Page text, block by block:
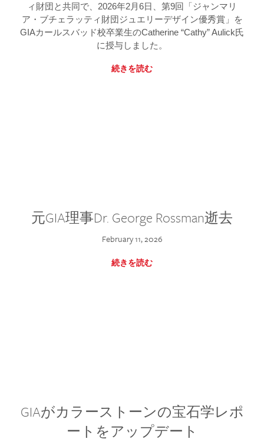
ィ財団と共同で、2026年2月6日、第9回「ジャンマリ
ア・ブチェラッティ財団ジュエリーデザイン優秀賞」を
GIAカールスバッド校卒業生のCatherine “Cathy” Aulick氏
に授与しました。
続きを読む
元GIA理事Dr. George Rossman逝去
February 11, 2026
続きを読む
GIAがカラーストーンの宝石学レポ
ートをアップデート